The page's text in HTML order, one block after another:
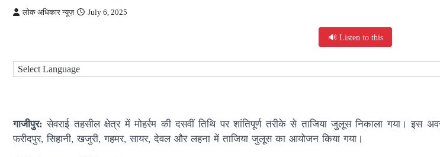
लोक अधिकार न्यूज़ July 6, 2025
🔊 Listen to this
गाजीपुर:सेवराई तहसील क्षेत्र में मोहर्रम की दसवीं तिथि पर शांतिपूर्ण तरीके से ताजिया जुलूस निकाला गया। इस
फरीदपुर, सिहानी, खजुरी, गहमर, सायर, देवल और लहना में ताजिया जुलूस का आयोजन किया गया।